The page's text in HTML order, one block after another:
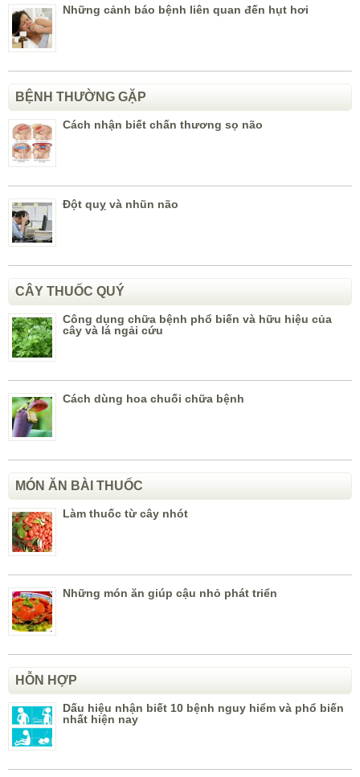
Những cảnh báo bệnh liên quan đến hụt hơi
BỆNH THƯỜNG GẶP
Cách nhận biết chấn thương sọ não
Đột quỵ và nhũn não
CÂY THUỐC QUÝ
Công dụng chữa bệnh phổ biến và hữu hiệu của
cây và lá ngải cứu
Cách dùng hoa chuối chữa bệnh
MÓN ĂN BÀI THUỐC
Làm thuốc từ cây nhót
Những món ăn giúp cậu nhỏ phát triển
HỖN HỢP
Dấu hiệu nhận biết 10 bệnh nguy hiểm và phổ biến
nhất hiện nay